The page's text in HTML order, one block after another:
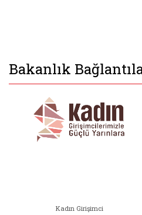
Bakanlık
Kadın Girişimci